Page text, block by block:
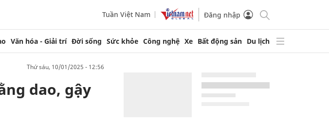
Tuần Việt Nam Đăng nhập
Văn hóa - Giải trí Đời sống Sức khỏe Công nghệ Xe Bất động sản Du lịch
thứ sáu, 10/01/2025 - 12:56
dao, gậy